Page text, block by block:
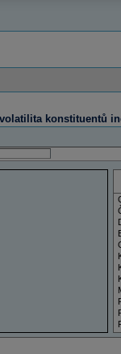
konstituentů